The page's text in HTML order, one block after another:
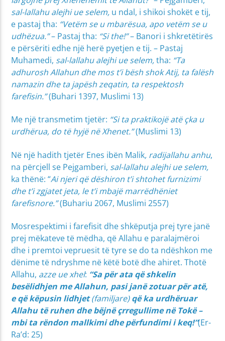
sal-lallahu alejhi ue selem, u ndal, i shikoi shokët e tij,
e pastaj tha: “Vetëm se u mbarësua, apo vetëm se u
udhëzua.”– Pastaj tha: “Si the!”– Banori i shkretëtirës
e përsëriti edhe një herë pyetjen e tij. – Pastaj
Muhamedi, sal-lallahu alejhi ue selem,tha: “Ta
adhurosh Allahun dhe mos t’i bësh shok Atij, ta falësh
namazin dhe ta japësh zeqatin, ta respektosh
farefisin.”(Buhari 1397, Muslimi 13)
Me një transmetim tjetër: “Si ta praktikojë atë çka u
urdhërua, do të hyjë në Xhenet.”(Muslimi 13)
Në një hadith tjetër Enes ibën Malik, radijallahu anhu,
na përcjell se Pejgamberi, sal-lallahu alejhi ue selem,
ka thënë: “Ai njeri që dëshiron t’i shtohet furnizimi
dhe t’i zgjatet jeta, le t’i mbajë marrëdhëniet
farefisnore.”(Buhariu 2067, Muslimi 2557)
Mosrespektimi i farefisit dhe shkëputja prej tyre janë
prej mëkateve të mëdha, që Allahu e paralajmëroi
dhe i premtoi vepruesit të tyre se do ta ndëshkon me
dënime të ndryshme në këtë botë dhe ahiret. Thotë
Allahu, azze ue xhel: “Sa për ata që shkelin
besëlidhjen me Allahun, pasi janë zotuar për atë,
e që këpusin lidhjet(familjare)që ka urdhëruar
Allahu të ruhen dhe bëjnë çrregullime në Tokë –
mbi ta rëndon mallkimi dhe përfundimi i keq!”(Er-
Ra’d: 25)